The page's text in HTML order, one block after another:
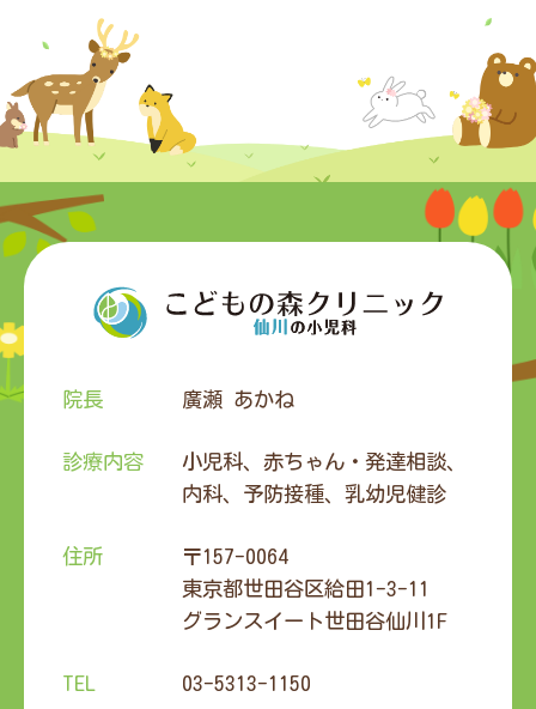
院長 廣瀬 あかね
診療内容
小児科、赤ちゃん・発達相談、
内科、予防接種、乳幼児健診
住所
〒157-0064
東京都世田谷区給田1-3-11
グランスイート世田谷仙川1F
TEL 03-5313-1150